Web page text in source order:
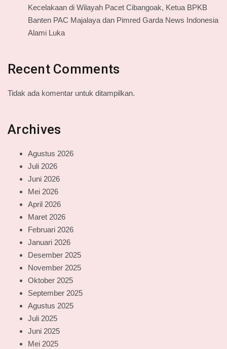
Kecelakaan di Wilayah Pacet Cibangoak, Ketua BPKB
Banten PAC Majalaya dan Pimred Garda News Indonesia
Alami Luka
Recent Comments
Tidak ada komentar untuk ditampilkan.
Archives
Agustus 2026
Juli 2026
Juni 2026
Mei 2026
April 2026
Maret 2026
Februari 2026
Januari 2026
Desember 2025
November 2025
Oktober 2025
September 2025
Agustus 2025
Juli 2025
Juni 2025
Mei 2025